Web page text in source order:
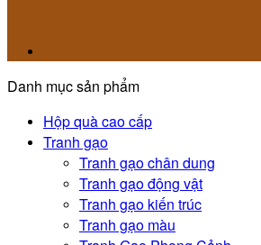
Danh mục sản phẩm
Hộp quà cao cấp
Tranh gạo
Tranh gạo chân dung
Tranh gạo động vật
Tranh gạo kiến trúc
Tranh gạo màu